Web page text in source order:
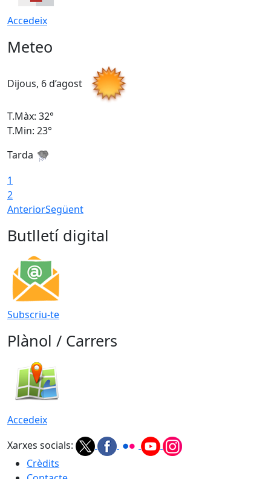
Accedeix
Meteo
Dijous, 6 d’agost
T.Màx: 32°
T.Min: 23°
Tarda
1
2
AnteriorSegüent
Butlletí digital
Subscriu-te
Plànol / Carrers
Accedeix
Xarxes socials:
Crèdits